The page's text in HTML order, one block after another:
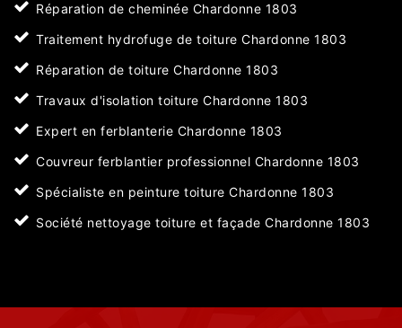
Réparation de cheminée Chardonne 1803
Traitement hydrofuge de toiture Chardonne 1803
Réparation de toiture Chardonne 1803
Travaux d'isolation toiture Chardonne 1803
Expert en ferblanterie Chardonne 1803
Couvreur ferblantier professionnel Chardonne 1803
Spécialiste en peinture toiture Chardonne 1803
Société nettoyage toiture et façade Chardonne 1803